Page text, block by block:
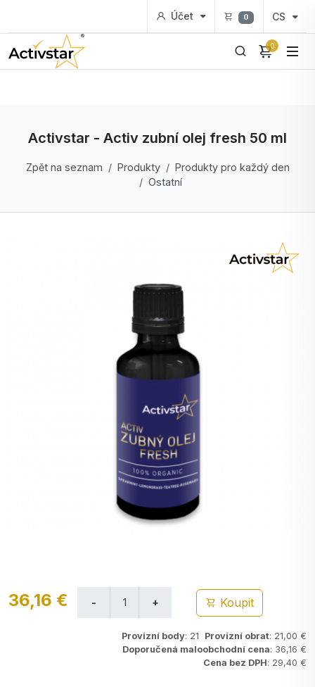
Účet 0 CS
0
Activstar - Activ zubní olej fresh 50 ml
Zpět na seznam Produkty
Produkty pro každý den
Ostatní
36,16 € Koupit
Provizní body: 21 Provizní obrat: 21,00 €
Doporučená maloobchodní cena: 36,16 €
Cena bez DPH: 29,40 €